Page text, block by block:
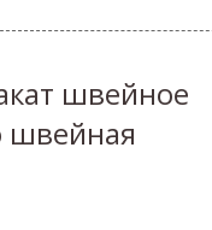
швейное
швейная